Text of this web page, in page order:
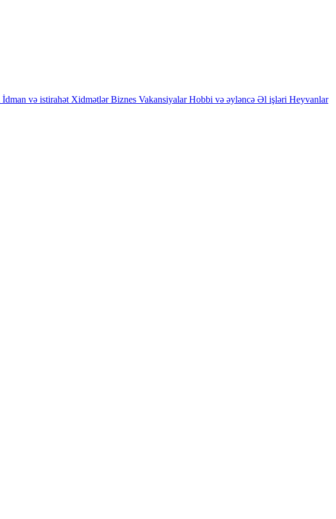
İdman və istirahət Xidmətlər Biznes Vakansiyalar Hobbi və əyləncə Əl işləri Heyvanlar